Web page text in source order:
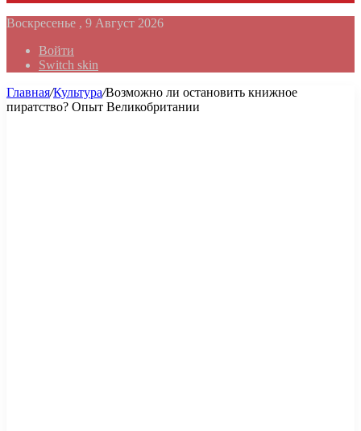
Воскресенье , 9 Август 2026
Войти
Switch skin
Главная/Культура/Возможно ли остановить книжное
пиратство? Опыт Великобритании